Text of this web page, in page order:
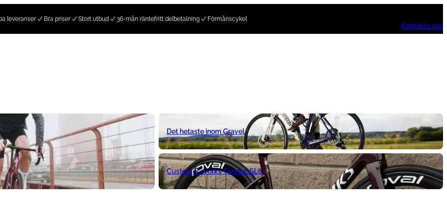
leveranser Bra priser Stort utbud 36-mån räntefritt delbetalning Förmånscykel
Kontakta oss
Det hetaste inom Gravel
Custom S-works Tarmac SL8